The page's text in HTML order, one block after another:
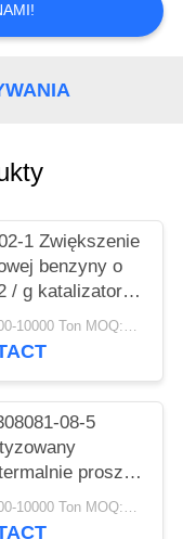
1 Zwiększenie
benzyny o
/ g katalizatora
ZSM-5
USD3000-10000 Ton MOQ:1 KG
08-5
proszek
HZSM 5 USD3000-10000 Ton MOQ:1 KG